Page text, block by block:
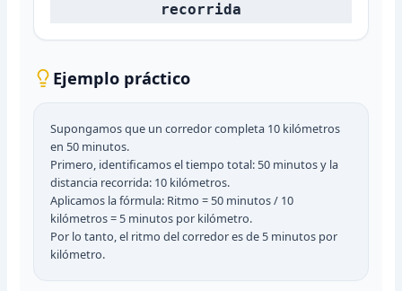
recorrida
Ejemplo práctico
Supongamos que un corredor completa 10 kilómetros
en 50 minutos.
Primero, identificamos el tiempo total: 50 minutos y la
distancia recorrida: 10 kilómetros.
Aplicamos la fórmula: Ritmo = 50 minutos / 10
kilómetros = 5 minutos por kilómetro.
Por lo tanto, el ritmo del corredor es de 5 minutos por
kilómetro.